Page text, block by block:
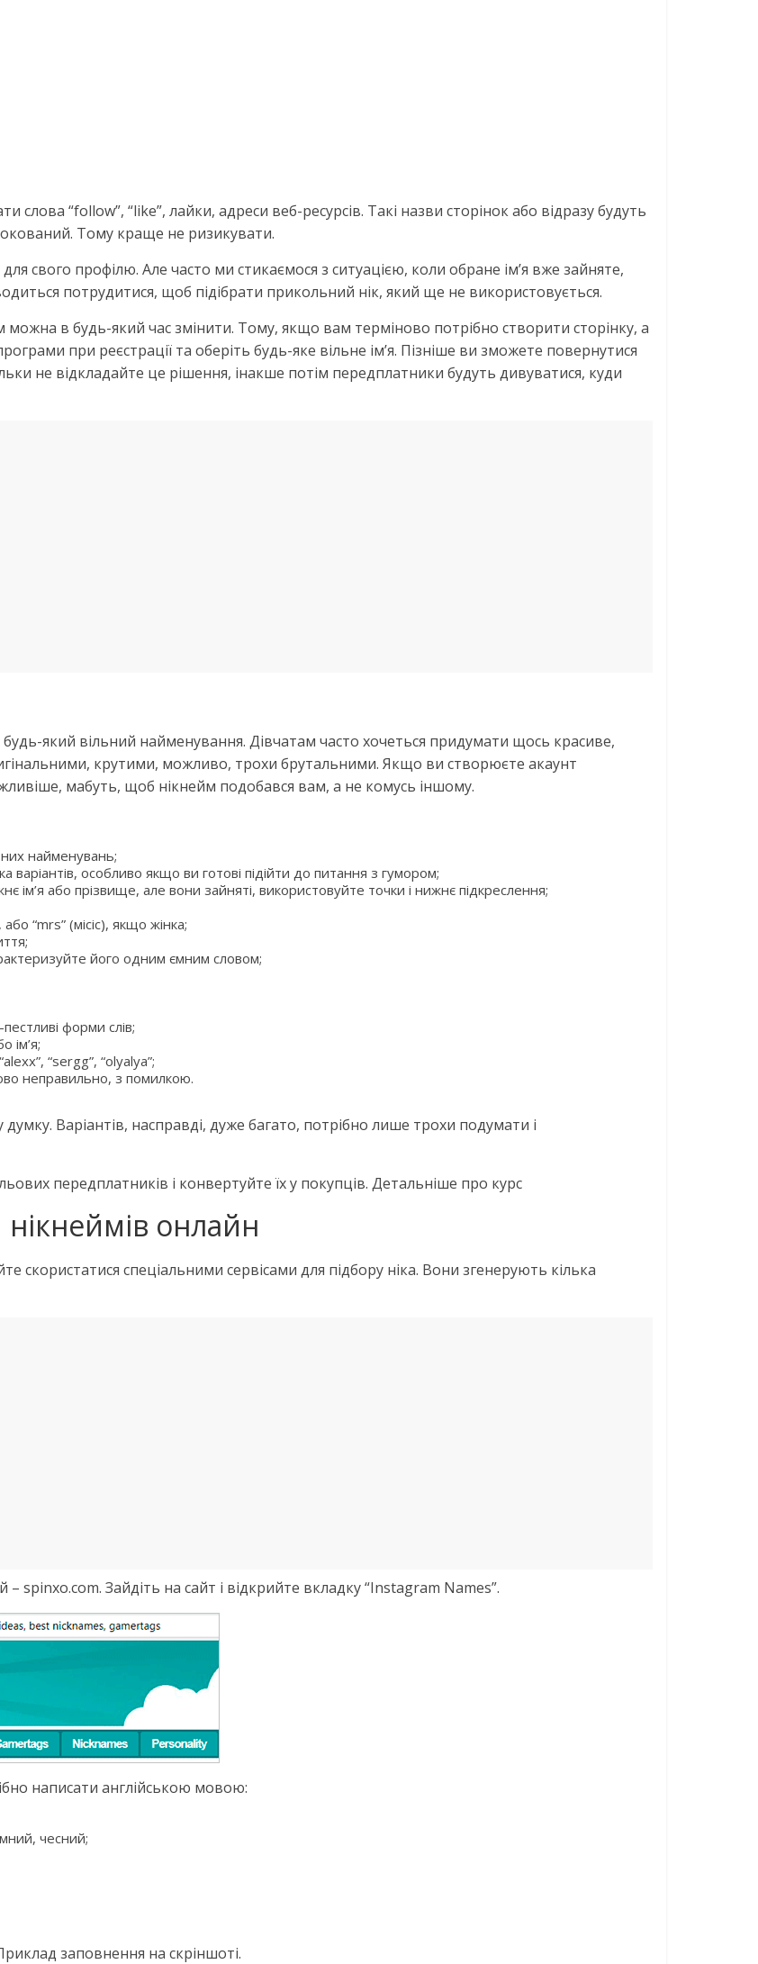
“follow”, “like”, лайки, адреси веб-ресурсів. Такі назви сторінок або відразу будуть
Тому краще не ризикувати.
свого профілю. Але часто ми стикаємося з ситуацією, коли обране ім’я вже зайняте,
потрудитися, щоб підібрати прикольний нік, який ще не використовується.
в будь-який час змінити. Тому, якщо вам терміново потрібно створити сторінку, а
при реєстрації та оберіть будь-яке вільне ім’я. Пізніше ви зможете повернутися
не відкладайте це рішення, інакше потім передплатники будуть дивуватися, куди
який вільний найменування. Дівчатам часто хочеться придумати щось красиве,
крутими, можливо, трохи брутальними. Якщо ви створюєте акаунт
мабуть, щоб нікнейм подобався вам, а не комусь іншому.
найменувань;
варіантів, особливо якщо ви готові підійти до питання з гумором;
або прізвище, але вони зайняті, використовуйте точки і нижнє підкреслення;
“mrs” (місіс), якщо жінка;
його одним ємним словом;
форми слів;
ім’я;
“sergg”, “olyalya”;
неправильно, з помилкою.
Варіантів, насправді, дуже багато, потрібно лише трохи подумати і
передплатників і конвертуйте їх у покупців. Детальніше про курс
онлайн
скористатися спеціальними сервісами для підбору ніка. Вони згенерують кілька
spinxo.com. Зайдіть на сайт і відкрийте вкладку “Instagram Names”.
написати англійською мовою:
чесний;
заповнення на скріншоті.